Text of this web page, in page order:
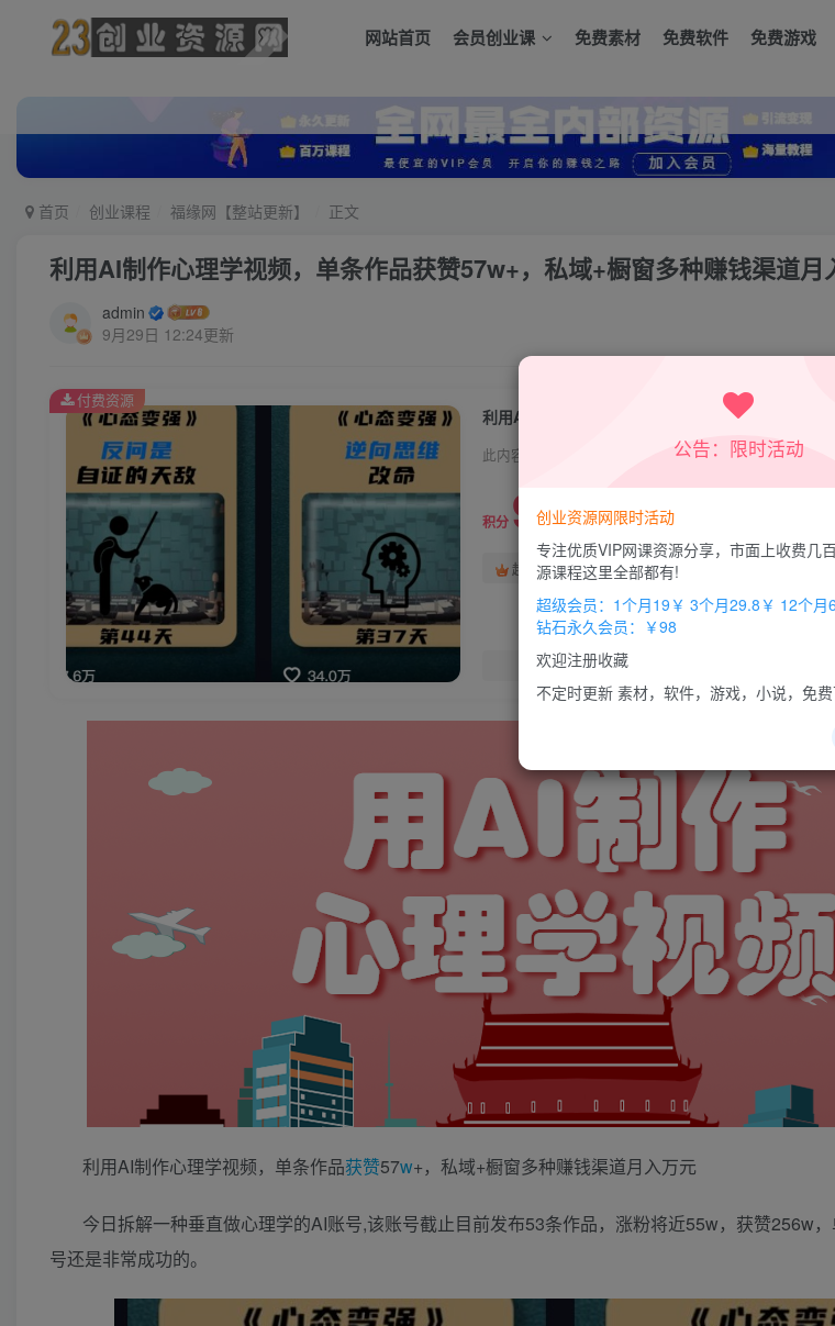
网站首页 会员创业课 免费素材 免费软件 免费游戏
首页 创业课程 福缘网【整站更新】 正文
利用AI制作心理学视频，单条作品获赞57w+，私域+橱窗多种赚钱渠道月
admin
9月29日 12:24更新
利用AI制作心理学视频，单条作品获赞57w+，私
此内容为付费资源，请付费后查看
积分 9.9
超级会员免费 钻石会员
您当前未登录！建议登陆后购买，
付费资源
利用AI制作心理学视频，单条作品获赞57w+，私域+橱窗多种赚钱渠道月入万元
今日拆解一种垂直做心理学的AI账号,该账号截止目前发布53条作品，涨粉将近55w，获赞256w
号还是非常成功的。
公告：限时活动
创业资源网限时活动
专注优质VIP网课资源分享，市面上收费几
源课程这里全部都有!
超级会员：1个月19￥ 3个月29.8￥ 12个月
钻石永久会员：￥98
欢迎注册收藏
不定时更新 素材，软件，游戏，小说，免